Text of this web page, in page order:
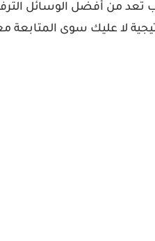
تعد من أفضل الوسائل
لا عليك سوى المتابعة